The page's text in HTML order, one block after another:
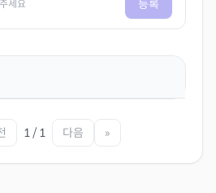
세요 등록
1 / 1 다음 »